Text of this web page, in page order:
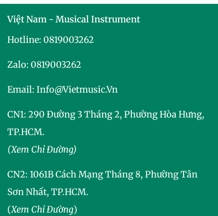
yếu được sử dụng cho guitar điện và bass.
Nhật Bản cho đến tháng 2 năm 1987, khi việc
sản xuất các mẫu rẻ hơn (dòng Magna
Hàn Quốc.
Vào giữa những năm 1990, một vài mẫu (bao
gồm cả những cây đàn guitar dòng Fullerton lấy
dây đặc trưng của Steve Bailey) đã được sản xuất
tại Hoa Kỳ.
Việt Nam - Musical Instrument
Hotline: 0819003262
Zalo: 0819003262
Email: Info@vietmusic.vn
CN1: 290 Đường 3 Tháng 2, Phường Hòa Hưng,
TP.HCM.
(Xem Chỉ Đường)
CN2: 1061B Cách Mạng Tháng 8, Phường Tân
Sơn Nhất, TP.HCM.
(Xem Chỉ Đường)